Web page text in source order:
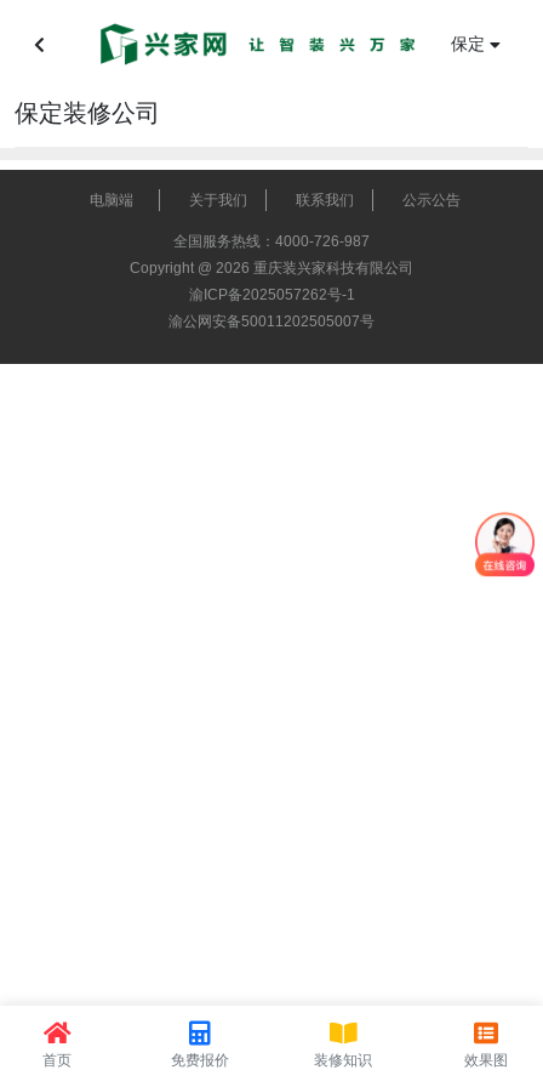
保定
保定装修公司
电脑端 关于我们 联系我们 公示公告
全国服务热线：4000-726-987
Copyright @ 2026 重庆装兴家科技有限公司
渝ICP备2025057262号-1
渝公网安备50011202505007号
首页 免费报价 装修知识 效果图